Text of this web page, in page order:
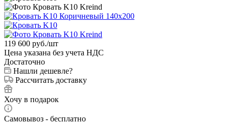
119 600 руб./шт
Цена указана без учета НДС
Достаточно
Нашли дешевле?
Рассчитать доставку
Хочу в подарок
Самовывоз - бесплатно